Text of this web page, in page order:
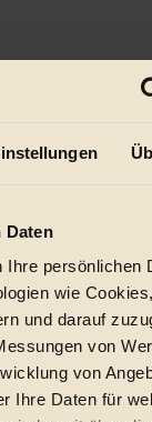
Daten
Ihre persönlichen
wie
und darauf
von
von
Ihre Daten für
Branche